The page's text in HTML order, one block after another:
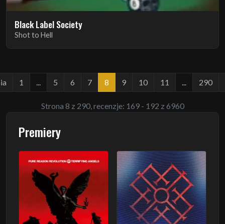
Black Label Society
Shot to Hell
1 5 6 7 8 9 10 11 290
Strona 8 z 290, recenzje: 169 - 192 z 6960
Premiery